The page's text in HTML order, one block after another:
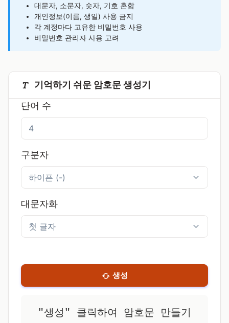
대문자, 소문자, 숫자, 기호 혼합
개인정보(이름, 생일) 사용 금지
각 계정마다 고유한 비밀번호 사용
비밀번호 관리자 사용 고려
기억하기 쉬운 암호문 생성기
단어 수
구분자
대문자화
생성
"생성" 클릭하여 암호문 만들기